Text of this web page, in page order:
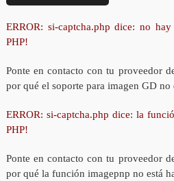
ERROR: si-captcha.php dice: no
PHP!
Ponte en contacto con tu proveedor
por qué el soporte para imagen GD no
ERROR: si-captcha.php dice: la
PHP!
Ponte en contacto con tu proveedor
por qué la función imagepnp no está